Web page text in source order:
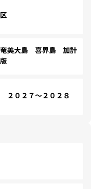
美大島 喜界島 加計
０２７～２０２８